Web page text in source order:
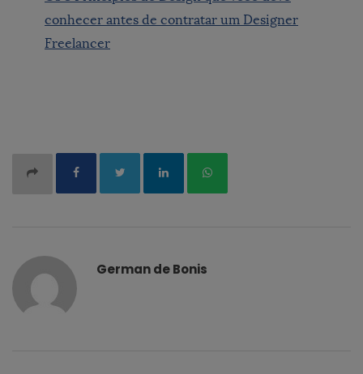
conhecer antes de contratar um Designer
Freelancer
German de Bonis